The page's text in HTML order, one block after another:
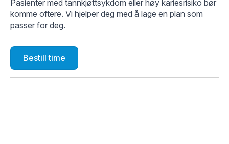
Pasienter med tannkjøttsykdom eller høy kariesrisiko bør
komme oftere. Vi hjelper deg med å lage en plan som
passer for deg.
Bestill time